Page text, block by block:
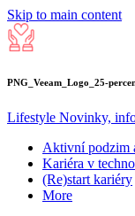
Skip to main content
PNG_Veeam_Logo_25-
Lifestyle Novinky,
Aktivní podzim
Kariéra v
(Re)start kariéry
More